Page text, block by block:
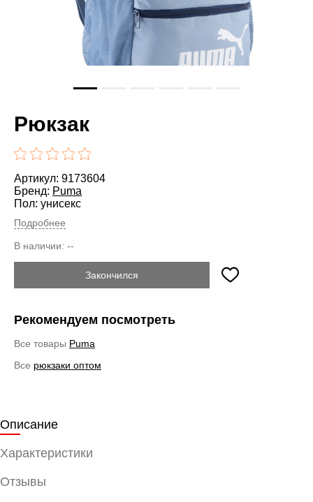
Рюкзак
Артикул: 9173604
Бренд: Puma
Пол: унисекс
Подробнее
В наличии: --
Закончился
Рекомендуем посмотреть
Все товары Puma
Все рюкзаки оптом
Описание
Характеристики
Отзывы